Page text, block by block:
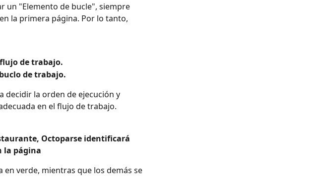
un "Elemento de bucle", siempre
la primera página. Por lo tanto,
de trabajo.
de trabajo.
decidir la orden de ejecución y
en el flujo de trabajo.
Octoparse identificará
la página
verde, mientras que los demás se